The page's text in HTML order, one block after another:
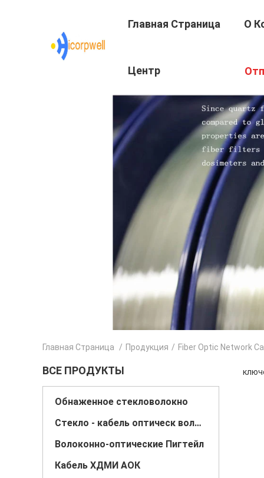
Главная Страница О
Центр
Подготовки
Главная Страница / Продукция / Fiber Optic Network
ВСЕ ПРОДУКТЫ
Обнаженное стекловолокно
Стекло - кабель оптическ волокно волокна
Волоконно-оптические Пигтейл
Кабель ХДМИ АОК